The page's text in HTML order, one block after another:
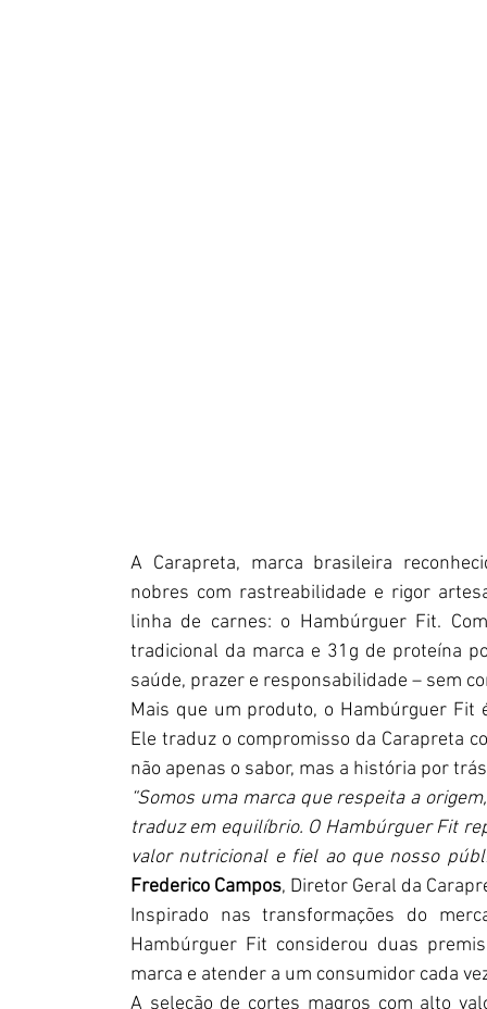
A Carapreta, marca brasileira
nobres com rastreabilidade e rigor
linha de carnes: o Hambúrguer Fit.
tradicional da marca e 31g de proteína
saúde, prazer e responsabilidade – sem
Mais que um produto, o Hambúrguer Fit
Ele traduz o compromisso da Carapreta
não apenas o sabor, mas a história por
“Somos uma marca que respeita a
traduz em equilíbrio. O Hambúrguer Fit
valor nutricional e fiel ao que nosso
Frederico Campos, Diretor Geral da
Inspirado nas transformações do
Hambúrguer Fit considerou duas
marca e atender a um consumidor cada
A seleção de cortes magros com alto